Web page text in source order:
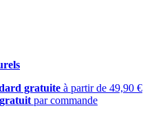
gratuite à partir de 49,90 €
par commande